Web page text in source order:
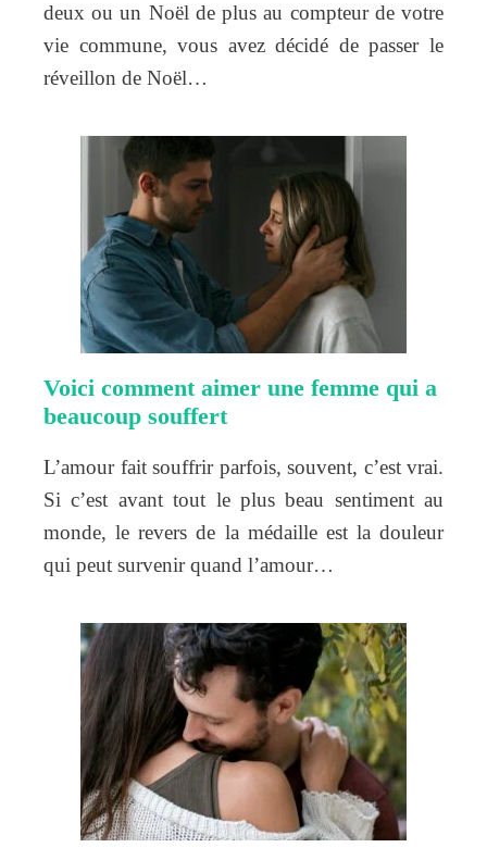
deux ou un Noël de plus au compteur de votre
vie commune, vous avez décidé de passer le
réveillon de Noël…
Voici comment aimer une femme qui a
beaucoup souffert
L’amour fait souffrir parfois, souvent, c’est vrai.
Si c’est avant tout le plus beau sentiment au
monde, le revers de la médaille est la douleur
qui peut survenir quand l’amour…